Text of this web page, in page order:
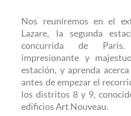
Nos reuniremos en el
Lazare, la segunda
concurrida de
impresionante y
estación, y aprenda
antes de empezar el
los distritos 8 y 9,
edificios Art Nouveau.